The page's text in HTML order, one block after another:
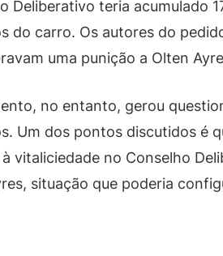
Deliberativo teria acumulado
do carro. Os autores do
uma punição a Olten
no entanto, gerou
Um dos pontos discutidos é
vitaliciedade no Conselho
situação que poderia